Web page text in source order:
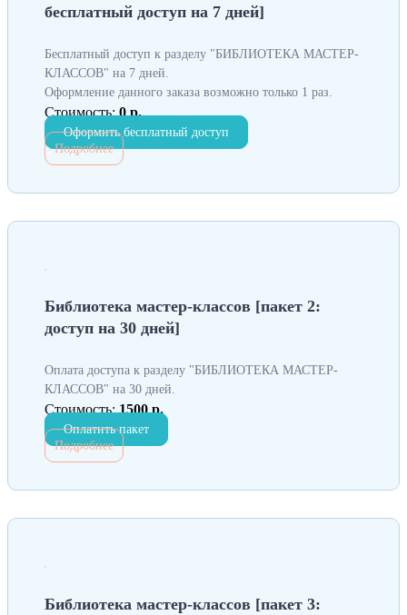
бесплатный доступ на 7 дней]
Бесплатный доступ к разделу "БИБЛИОТЕКА МАСТЕР-
КЛАССОВ" на 7 дней.
Оформление данного заказа возможно только 1 раз.
Стоимость: 0 р.
Оформить бесплатный доступ
Подробнее
Библиотека мастер-классов [пакет 2:
доступ на 30 дней]
Оплата доступа к разделу "БИБЛИОТЕКА МАСТЕР-
КЛАССОВ" на 30 дней.
Стоимость: 1500 р.
Оплатить пакет
Подробнее
Библиотека мастер-классов [пакет 3: